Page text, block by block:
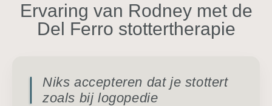
Ervaring van Rodney met de
Del Ferro stottertherapie
Niks accepteren dat je stottert
zoals bij logopedie